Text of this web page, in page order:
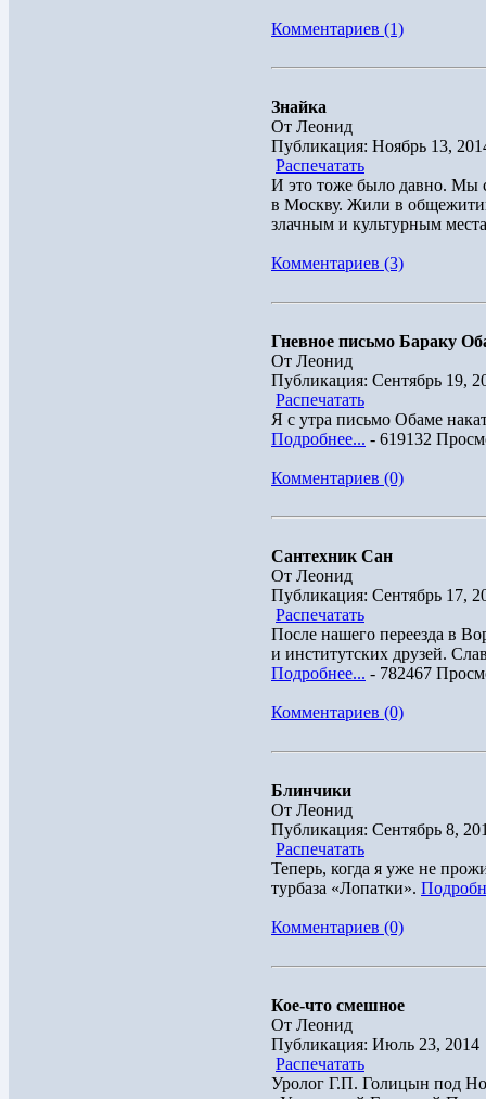
Комментариев (1)
Знайка
От Леонид
Публикация: Ноябрь 13,
Распечатать
И это тоже было давно. Мы
в Москву. Жили в
злачным и культурным
Комментариев (3)
Гневное письмо Бараку
От Леонид
Публикация: Сентябрь 19,
Распечатать
Я с утра письмо Обаме
Подробнее... - 619132
Комментариев (0)
Сантехник Сан
От Леонид
Публикация: Сентябрь 17,
Распечатать
После нашего переезда в
и институтских друзей.
Подробнее... - 782467
Комментариев (0)
Блинчики
От Леонид
Публикация: Сентябрь 8,
Распечатать
Теперь, когда я уже не
турбаза «Лопатки».
Комментариев (0)
Кое-что смешное
От Леонид
Публикация: Июль 23, 2014
Распечатать
Уролог Г.П. Голицын под